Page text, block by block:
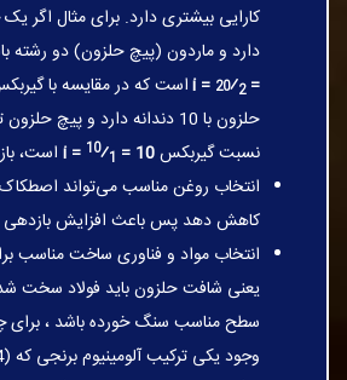
دارد و ماردون (پیچ حلزون) دو رشته
=
2
⁄i =
20
است که در مقایسه با
حلزون با 10 دندانه دارد و
نسبت گیربکس10 =
1
⁄i =
10
است،
انتخاب روغن مناسب می‌تواند اصطکاک
کاهش دهد پس باعث افزایش بازدهی
انتخاب مواد و فناوری ساخت مناسب
یعنی شافت حلزون باید فولاد سخت
سطح مناسب سنگ خورده باشد ،